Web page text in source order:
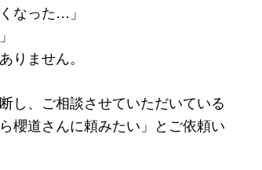
なった…」
りません。
し、ご相談させていただいている
櫻道さんに頼みたい」とご依頼い